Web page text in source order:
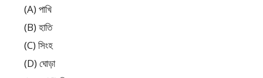
(A) পাখি
(B) হাতি
(C) সিংহ
(D) ঘোড়া